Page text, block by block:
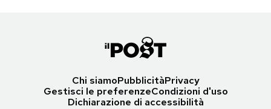
Chi siamoPubblicitàPrivacy
Gestisci le preferenzeCondizioni d'uso
Dichiarazione di accessibilità